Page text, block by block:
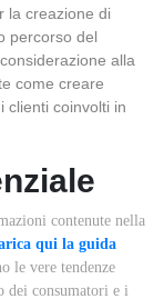
la creazione di
percorso del
alla
come creare
clienti coinvolti in
contenute nella
qui la guida
le vere tendenze
dei consumatori e i